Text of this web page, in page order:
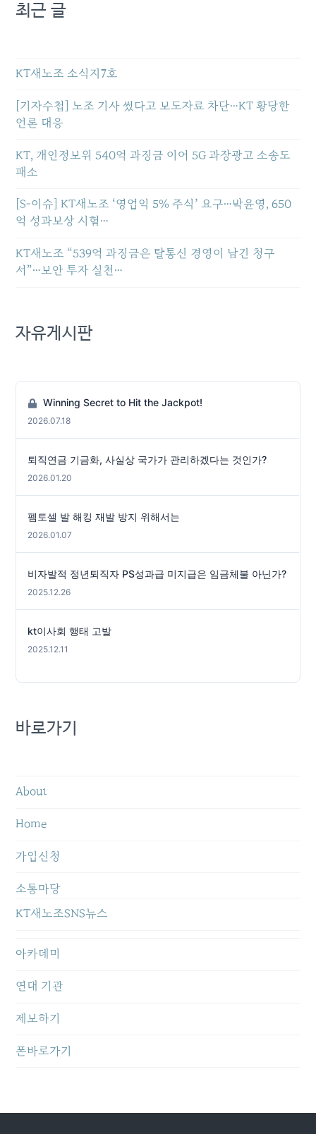
최근 글
KT새노조 소식지7호
[기자수첩] 노조 기사 썼다고 보도자료 차단…KT 황당한
언론 대응
KT, 개인정보위 540억 과징금 이어 5G 과장광고 소송도
패소
[S-이슈] KT새노조 ‘영업익 5% 주식’ 요구…박윤영, 650
억 성과보상 시험…
KT새노조 “539억 과징금은 탈통신 경영이 남긴 청구
서”…보안 투자 실천…
자유게시판
Winning Secret to Hit the Jackpot!
2026.07.18
퇴직연금 기금화, 사실상 국가가 관리하겠다는 것인가?
2026.01.20
펨토셀 발 해킹 재발 방지 위해서는
2026.01.07
비자발적 정년퇴직자 PS성과급 미지급은 임금체불 아닌가?
2025.12.26
kt이사회 행태 고발
2025.12.11
바로가기
About
Home
가입신청
소통마당
KT새노조SNS뉴스
아카데미
연대 기관
제보하기
폰바로가기